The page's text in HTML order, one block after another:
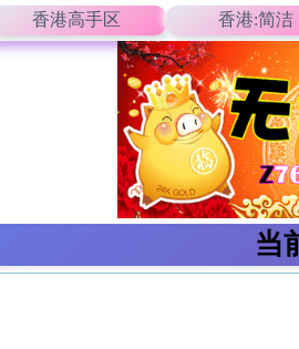
香港高手区 香港:简洁
当